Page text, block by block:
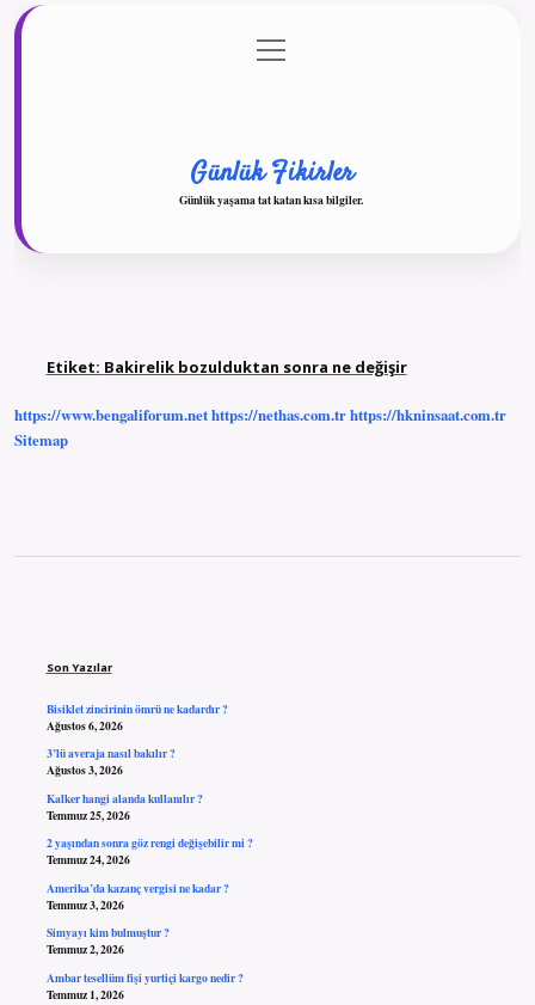
Gizlilik Politikası
menüyü
aç
Günlük Fikirler
Günlük yaşama tat katan kısa bilgiler.
Etiket: Bakirelik bozulduktan sonra ne değişir
https://www.bengaliforum.nethttps://nethas.com.trhttps://hkninsaat.com.tr
Sitemap
Son Yazılar
Bisiklet zincirinin ömrü ne kadardır ?
Ağustos 6, 2026
3’lü averaja nasıl bakılır ?
Ağustos 3, 2026
Kalker hangi alanda kullanılır ?
Temmuz 25, 2026
2 yaşından sonra göz rengi değişebilir mi ?
Temmuz 24, 2026
Amerika’da kazanç vergisi ne kadar ?
Temmuz 3, 2026
Simyayı kim bulmuştur ?
Temmuz 2, 2026
Ambar tesellüm fişi yurtiçi kargo nedir ?
Temmuz 1, 2026